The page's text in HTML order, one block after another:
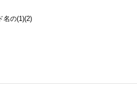
名の(1)(2)